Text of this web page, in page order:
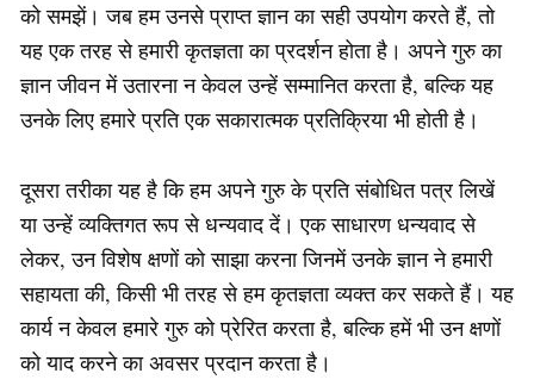
को समझें। जब हम उनसे प्राप्त ज्ञान का सही उपयोग करते हैं, तो
यह एक तरह से हमारी कृतज्ञता का प्रदर्शन होता है। अपने गुरु का
ज्ञान जीवन में उतारना न केवल उन्हें सम्मानित करता है, बल्कि यह
उनके लिए हमारे प्रति एक सकारात्मक प्रतिक्रिया भी होती है।
दूसरा तरीका यह है कि हम अपने गुरु के प्रति संबोधित पत्र लिखें
या उन्हें व्यक्तिगत रूप से धन्यवाद दें। एक साधारण धन्यवाद से
लेकर, उन विशेष क्षणों को साझा करना जिनमें उनके ज्ञान ने हमारी
सहायता की, किसी भी तरह से हम कृतज्ञता व्यक्त कर सकते हैं। यह
कार्य न केवल हमारे गुरु को प्रेरित करता है, बल्कि हमें भी उन क्षणों
को याद करने का अवसर प्रदान करता है।